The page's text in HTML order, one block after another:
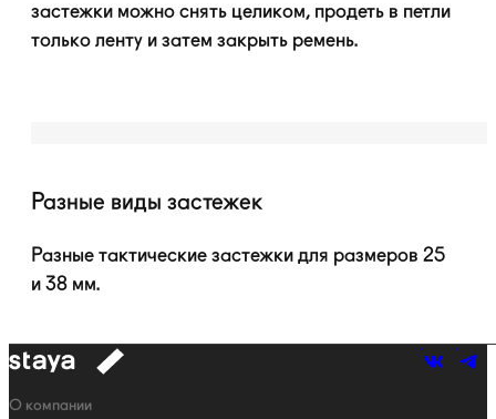
застежки можно снять целиком, продеть в петли
только ленту и затем закрыть ремень.
Разные виды застежек
Разные тактические застежки для размеров 25
и 38 мм.
к
Навигация
О компании